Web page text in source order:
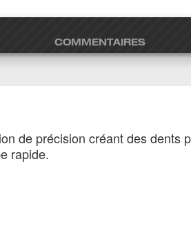
COMMENTAIRES
de précision créant des dents
rapide.